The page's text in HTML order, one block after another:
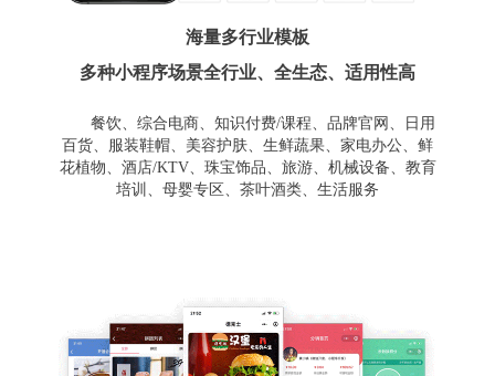
海量多行业模板
多种小程序场景全行业、全生态、适用性高
餐饮、综合电商、知识付费/课程、品牌官网、日用
百货、服装鞋帽、美容护肤、生鲜蔬果、家电办公、鲜
花植物、酒店/KTV、珠宝饰品、旅游、机械设备、教育
培训、母婴专区、茶叶酒类、生活服务